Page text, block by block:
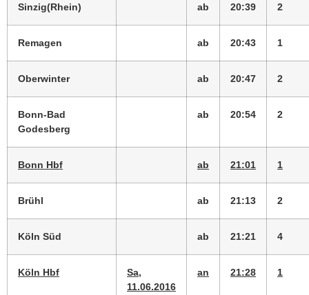
Sinzig(Rhein) ab 20:39 2
Remagen ab 20:43 1
Oberwinter ab 20:47 2
Bonn-Bad
Godesberg
ab 20:54 2
Bonn Hbf ab 21:01 1
Brühl ab 21:13 2
Köln Süd ab 21:21 4
Köln Hbf
Sa,
11.06.2016
an 21:28 1